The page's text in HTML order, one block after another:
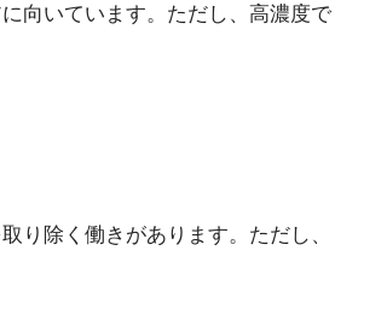
向いています。ただし、高濃度で
り除く働きがあります。ただし、